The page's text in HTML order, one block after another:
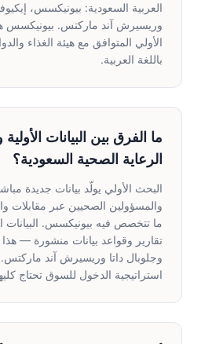
العربية السعودية: بيونيكسس،
وريسيرش آند ماركتس. بيونيكسس
الأولي المتوافق مع هيئة الغذاء
باللغة العربية.
ما الفرق بين البيانات
الرعاية الصحية السعودية؟
البحث الأولي يولّد بيانات جديدة
والمسؤولين الصحيين عبر مقابلات
ما تتخصص فيه بيونيكسس. البيانات
تقارير وقواعد بيانات منشورة — هذا
وجلوبال داتا وريسيرش آند
استراتيجية الدخول للسوق تحتاج